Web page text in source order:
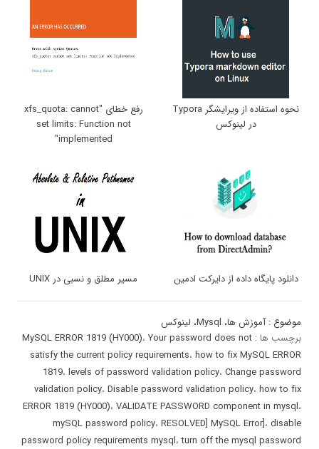
نحوه استفاده از ویرایشگر Typora
در لینوکس
رفع خطای "xfs_quota: cannot
set limits: Function not
implemented"
دانلود پایگاه داده از دایرکت ادمین مسیر مطلق و نسبی در UNIX
موضوع :آموزش ها، Mysql، لینوکس
برچسب ها :
MySQL ERROR 1819 (HY000)، Your password does not
satisfy the current policy requirements، how to fix MySQL ERROR
1819، levels of password validation policy، Change password
validation policy، Disable password validation policy، how to fix
ERROR 1819 (HY000)، VALIDATE PASSWORD component in mysql،
mySQL password policy، RESOLVED] MySQL Error]، disable
password policy requirements mysql،turn off the mysql password